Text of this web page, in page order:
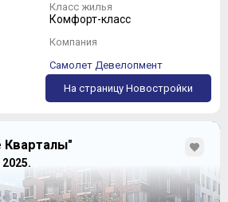
Класс жилья
Комфорт-класс
Компания
Самолет Девелопмент
На страницу Новостройки
2025.